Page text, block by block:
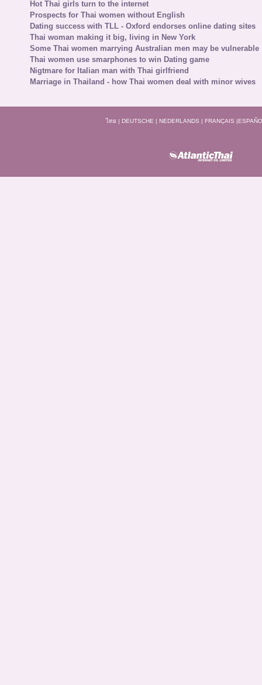
Hot Thai girls turn to the internet
Prospects for Thai women without English
Dating success with TLL - Oxford endorses online dating sites
Thai woman making it big, living in New York
Some Thai women marrying Australian men may be vulnerable
Thai women use smarphones to win Dating game
Nigtmare for Italian man with Thai girlfriend
Marriage in Thailand - how Thai women deal with minor wives
ไทย | DEUTSCHE | NEDERLANDS | FRANÇAIS |